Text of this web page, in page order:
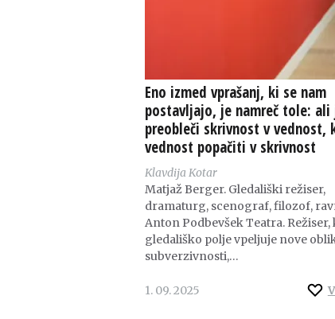
Eno izmed vprašanj, ki se nam
postavljajo, je namreč tole: ali
preobleči skrivnost v vednost,
vednost popačiti v skrivnost
Klavdija Kotar
Matjaž Berger. Gledališki režiser,
dramaturg, scenograf, filozof,
Anton Podbevšek Teatra. Režiser,
gledališko polje vpeljuje nove
subverzivnosti,…
1. 09. 2025